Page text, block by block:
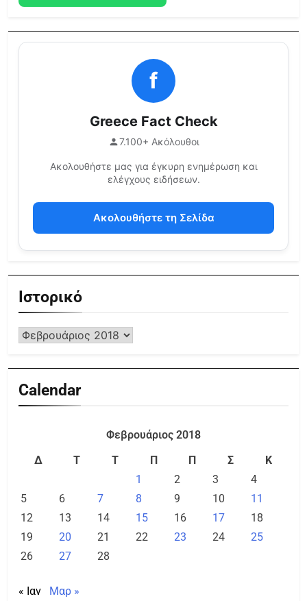
f
Greece Fact Check
7.100+ Ακόλουθοι
Ακολουθήστε μας για έγκυρη ενημέρωση και
ελέγχους ειδήσεων.
Ακολουθήστε τη Σελίδα
Ιστορικό
Calendar
Φεβρουάριος 2018
Δ
Τ Τ Π Π Σ
Κ
1
2 3
4
5
6 7 8 9 10
11
12
13 14 15 16 17
18
19
20 21 22 23 24
25
26
27 28
« Ιαν Μαρ »